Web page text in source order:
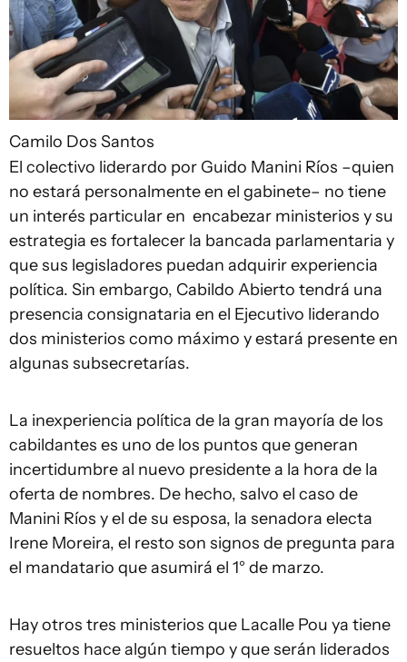
Camilo Dos Santos
El colectivo liderardo por Guido Manini Ríos –quien
no estará personalmente en el gabinete– no tiene
un interés particular en encabezar ministerios y su
estrategia es fortalecer la bancada parlamentaria y
que sus legisladores puedan adquirir experiencia
política. Sin embargo, Cabildo Abierto tendrá una
presencia consignataria en el Ejecutivo liderando
dos ministerios como máximo y estará presente en
algunas subsecretarías.
La inexperiencia política de la gran mayoría de los
cabildantes es uno de los puntos que generan
incertidumbre al nuevo presidente a la hora de la
oferta de nombres. De hecho, salvo el caso de
Manini Ríos y el de su esposa, la senadora electa
Irene Moreira, el resto son signos de pregunta para
el mandatario que asumirá el 1° de marzo.
Hay otros tres ministerios que Lacalle Pou ya tiene
resueltos hace algún tiempo y que serán liderados